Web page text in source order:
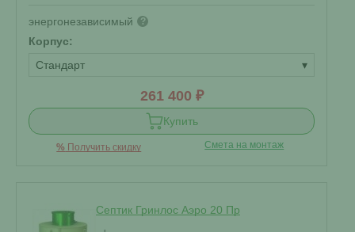
энергонезависимый ?
Корпус:
Стандарт
▾
261 400 ₽
Купить
% Получить скидку Смета на монтаж
Септик Гринлос Аэро 20 Пр